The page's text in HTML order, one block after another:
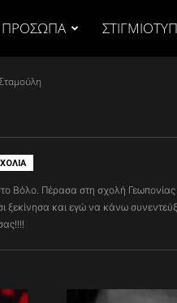
ΠΡΟΣΩΠΑ
Βόλο. Πέρασα στη σχολή Γεωπονίας
ξεκίνησα και εγώ να κάνω